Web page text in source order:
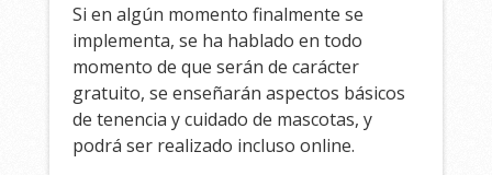
Si en algún momento finalmente se
implementa, se ha hablado en todo
momento de que serán de carácter
gratuito, se enseñarán aspectos básicos
de tenencia y cuidado de mascotas, y
podrá ser realizado incluso online.